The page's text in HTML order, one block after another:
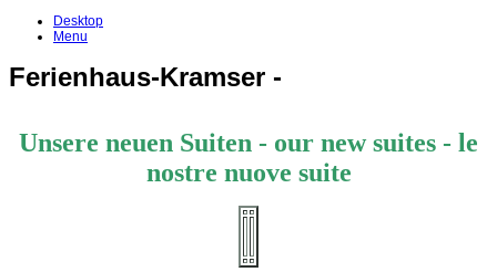
Desktop
Menu
Ferienhaus-Kramser -
Unsere neuen Suiten - our new suites - le
nostre nuove suite